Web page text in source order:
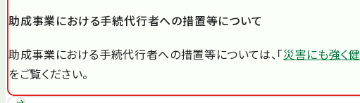
助成事業における手続代行者への措置等について
助成事業における手続代行者への措置等については、「災害にも強く
をご覧ください。